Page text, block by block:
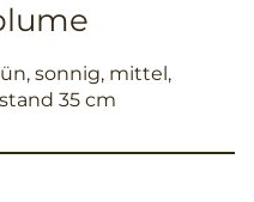
sonnig, mittel,
35 cm